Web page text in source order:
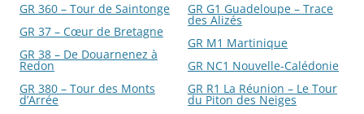
GR 360 – Tour de Saintonge
GR 37 – Cœur de Bretagne
GR 38 – De Douarnenez à
Redon
GR 380 – Tour des Monts
d’Arrée
GR G1 Guadeloupe – Trace
des Alizés
GR M1 Martinique
GR NC1 Nouvelle-Calédonie
GR R1 La Réunion – Le Tour
du Piton des Neiges